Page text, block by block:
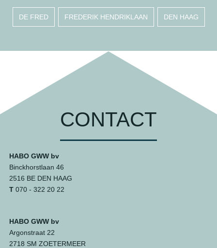
DE FRED FREDERIK HENDRIKLAAN DEN HAAG
CONTACT
HABO GWW bv
Binckhorstlaan 46
2516 BE DEN HAAG
T070 - 322 20 22
HABO GWW bv
Argonstraat 22
2718 SM ZOETERMEER